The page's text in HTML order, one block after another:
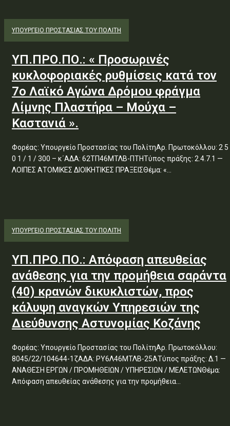
ΥΠΟΥΡΓΕΊΟ ΠΡΟΣΤΑΣΊΑΣ ΤΟΥ ΠΟΛΊΤΗ
ΥΠ.ΠΡΟ.ΠΟ.: « Προσωρινές
κυκλοφοριακές ρυθμίσεις κατά τον
7ο Λαϊκό Αγώνα Δρόμου φράγμα
Λίμνης Πλαστήρα – Μούχα –
Καστανιά ».
Φορέας: Υπουργείο Προστασίας του ΠολίτηΑρ. Πρωτοκόλλου: 2 5
0 1 / 1 / 300 – κ΄ΑΔΑ: 62ΤΠ46ΜΤΛΒ-ΠΤΗΤύπος πράξης: 2.4.7.1 —
ΛΟΙΠΕΣ ΑΤΟΜΙΚΕΣ ΔΙΟΙΚΗΤΙΚΕΣ ΠΡΑΞΕΙΣΘέμα: «...
ΥΠΟΥΡΓΕΊΟ ΠΡΟΣΤΑΣΊΑΣ ΤΟΥ ΠΟΛΊΤΗ
ΥΠ.ΠΡΟ.ΠΟ.: Απόφαση απευθείας
ανάθεσης για την προμήθεια σαράντα
(40) κρανών δικυκλιστών, προς
κάλυψη αναγκών Υπηρεσιών της
Διεύθυνσης Αστυνομίας Κοζάνης
Φορέας: Υπουργείο Προστασίας του ΠολίτηΑρ. Πρωτοκόλλου:
8045/22/104644-1ζΑΔΑ: ΡΥ6Λ46ΜΤΛΒ-25ΑΤύπος πράξης: Δ.1 —
ΑΝΑΘΕΣΗ ΕΡΓΩΝ / ΠΡΟΜΗΘΕΙΩΝ / ΥΠΗΡΕΣΙΩΝ / ΜΕΛΕΤΩΝΘέμα:
Απόφαση απευθείας ανάθεσης για την προμήθεια...